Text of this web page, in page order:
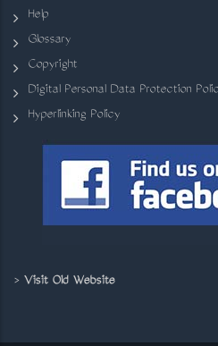
Help
Glossary
Copyright
Digital Personal Data Protection
Hyperlinking Policy
> Visit Old Website